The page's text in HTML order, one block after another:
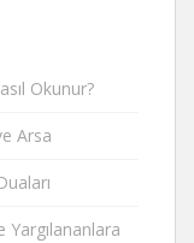
Okunur?
Arsa
Yargılananlara